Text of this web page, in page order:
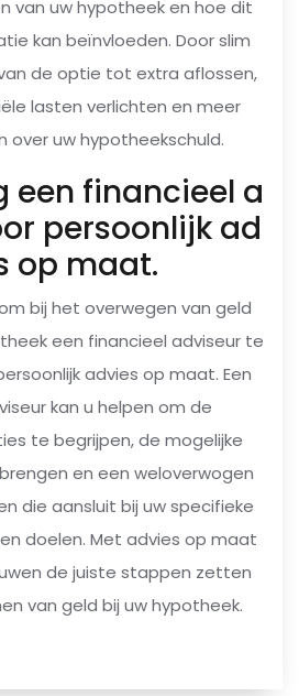
van uw hypotheek en hoe dit
kan beïnvloeden. Door slim
de optie tot extra aflossen,
lasten verlichten en meer
over uw hypotheekschuld.
een financieel a
persoonlijk ad
op maat.
bij het overwegen van geld
een financieel adviseur te
advies op maat. Een
kan u helpen om de
te begrijpen, de mogelijke
en een weloverwogen
die aansluit bij uw specifieke
doelen. Met advies op maat
de juiste stappen zetten
van geld bij uw hypotheek.